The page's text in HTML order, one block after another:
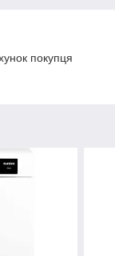
покупця